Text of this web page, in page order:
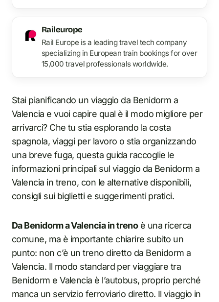
Raileurope
Rail Europe is a leading travel tech company
specializing in European train bookings for over
15,000 travel professionals worldwide.
Stai pianificando un viaggio da Benidorm a
Valencia e vuoi capire qual è il modo migliore per
arrivarci? Che tu stia esplorando la costa
spagnola, viaggi per lavoro o stia organizzando
una breve fuga, questa guida raccoglie le
informazioni principali sul viaggio da Benidorm a
Valencia in treno, con le alternative disponibili,
consigli sui biglietti e suggerimenti pratici.
Da Benidorm a Valencia in trenoè una ricerca
comune, ma è importante chiarire subito un
punto: non c’è un treno diretto da Benidorm a
Valencia. Il modo standard per viaggiare tra
Benidorm e Valencia è l’autobus, proprio perché
manca un servizio ferroviario diretto. Il viaggio in